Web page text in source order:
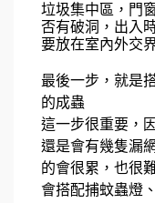
垃圾集中區，門
否有破洞，出入
要放在室內外交
最後一步，就是
的成蟲
這一步很重要，
還是會有幾隻漏
的會很累，也很
會搭配捕蚊蟲燈